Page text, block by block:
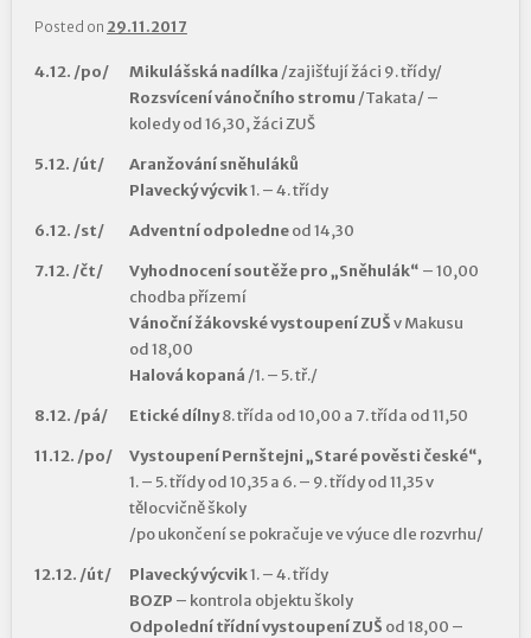
Posted on 29.11.2017
4.12. /po/ Mikulášská nadílka /zajišťují žáci 9. třídy/
Rozsvícení vánočního stromu /Takata/ –
koledy od 16,30, žáci ZUŠ
5.12. /út/
Aranžování sněhuláků
Plavecký výcvik1. – 4. třídy
6.12. /st/
Adventní odpoledneod 14,30
7.12. /čt/
Vyhodnocení soutěže pro „Sněhulák“ – 10,00
chodba přízemí
Vánoční žákovské vystoupení ZUŠv Makusu
od 18,00
Halová kopaná /1. – 5. tř./
8.12. /pá/
Etické dílny8. třída od 10,00 a 7. třída od 11,50
11.12. /po/
Vystoupení Pernštejni „Staré pověsti české“,
1. – 5. třídy od 10,35 a 6. – 9. třídy od 11,35 v
tělocvičně školy
/po ukončení se pokračuje ve výuce dle rozvrhu/
12.12. /út/
Plavecký výcvik1. – 4. třídy
BOZP – kontrola objektu školy
Odpolední třídní vystoupení ZUŠ od 18,00 –